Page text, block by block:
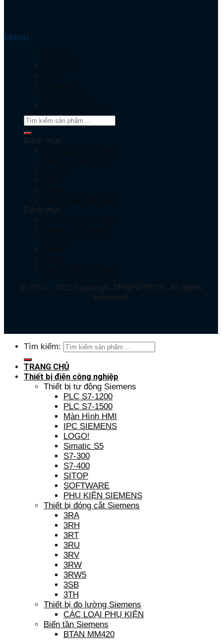
Menu
Danh mục
Danh mục
© 2010 - 2021 Copyright TPNEWTECH. All rights
reserved.
Tìm kiếm:
TRANG CHỦ
Thiết bị điện công nghiệp
Thiết bị tự động Siemens
PLC S7-1200
PLC S7-1500
Màn Hình HMI
IPC SIEMENS
LOGO!
Simatic S5
S7-300
S7-400
SITOP
SOFTWARE
PHỤ KIỆN SIEMENS
Thiết bị đóng cắt Siemens
3RA
3RH
3RT
3RU
3RV
3RW
3RW5
3SB
3TH
Thiết bị đo lường Siemens
CÁC LOẠI PHỤ KIỆN
Biến tần Siemens
BTAN MM420